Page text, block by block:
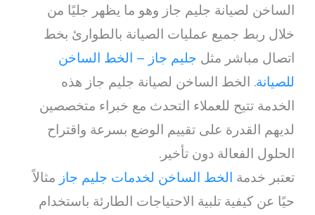
الساخن لصيانة جليم جاز وهو ما يظهر جليًا من
خلال ربط جميع عمليات الصيانة بالطوارئ بخط
اتصال مباشر مثل جليم جاز – الخط الساخن
للصيانة. الخط الساخن لصيانة جليم جاز هذه
الخدمة تتيح للعملاء التحدث مع خبراء متخصصين
لديهم القدرة على تقييم الوضع بسرعة واقتراح
الحلول الفعالة دون تأخير.
تعتبر خدمة الخط الساخن لخدمات جليم جاز مثالاً
حيًا عن كيفية تلبية الاحتياجات الطارئة باستخدام